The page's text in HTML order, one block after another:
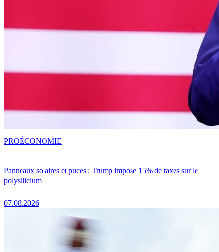
Panneaux solaires et puces : Trump impose 15% de taxes sur le
polysilicium
07.08.2026
PROÉCONOMIE